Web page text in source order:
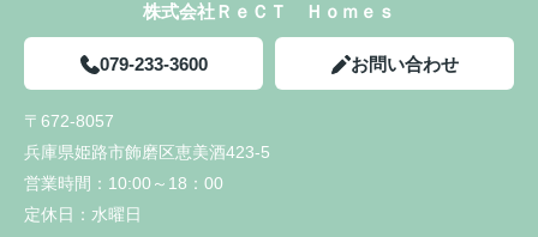
株式会社ＲｅＣＴ Ｈｏｍｅｓ
079-233-3600 お問い合わせ
〒672-8057
兵庫県姫路市飾磨区恵美酒423-5
営業時間： 10:00～18：00
定休日： 水曜日